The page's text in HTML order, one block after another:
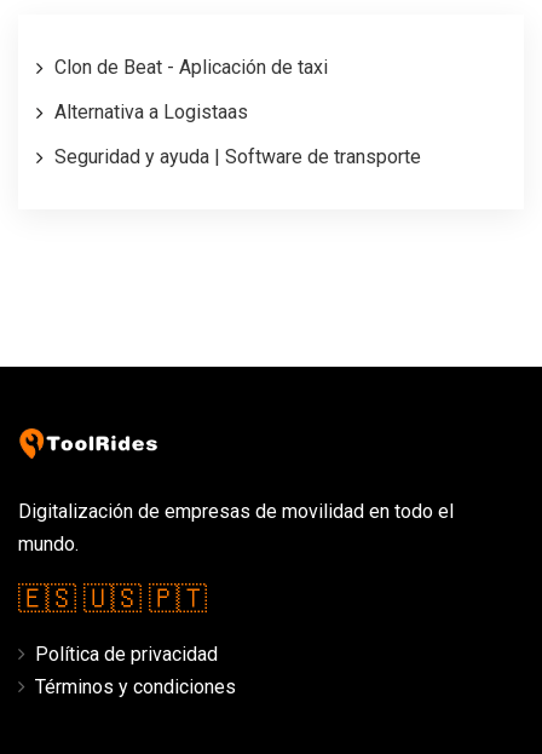
Clon de Beat - Aplicación de taxi
Alternativa a Logistaas
Seguridad y ayuda | Software de transporte
Digitalización de empresas de movilidad en todo el
mundo.
🇪🇸 🇺🇸 🇵🇹
Política de privacidad
Términos y condiciones